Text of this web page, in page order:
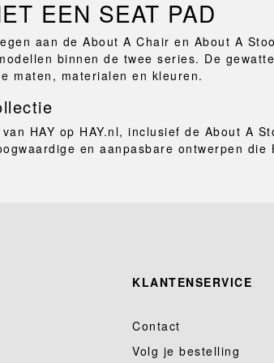
EEN SEAT PAD
aan de About A Chair en About A
binnen de twee series. De
maten, materialen en kleuren.
HAY op HAY.nl, inclusief de About A
en aanpasbare ontwerpen die
KLANTENSERVICE
Contact
Volg je bestelling